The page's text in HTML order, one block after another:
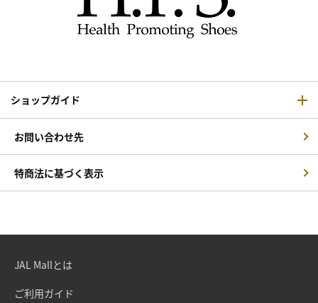
ショップガイド
お問い合わせ先
特商法に基づく表示
JAL Mallとは
ご利用ガイド